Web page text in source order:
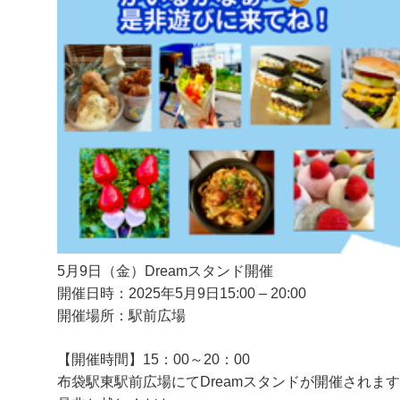
5月9日（金）Dreamスタンド開催
開催日時：2025年5月9日 15:00 – 20:00
開催場所：駅前広場
【開催時間】15：00～20：00
布袋駅東駅前広場にてDreamスタンドが開催されま